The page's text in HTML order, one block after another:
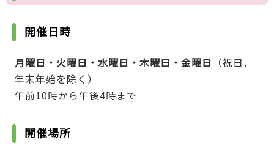
開催日時
月曜日・火曜日・水曜日・木曜日・金曜日 （祝日、
年末年始を除く）
午前10時から午後4時まで
開催場所